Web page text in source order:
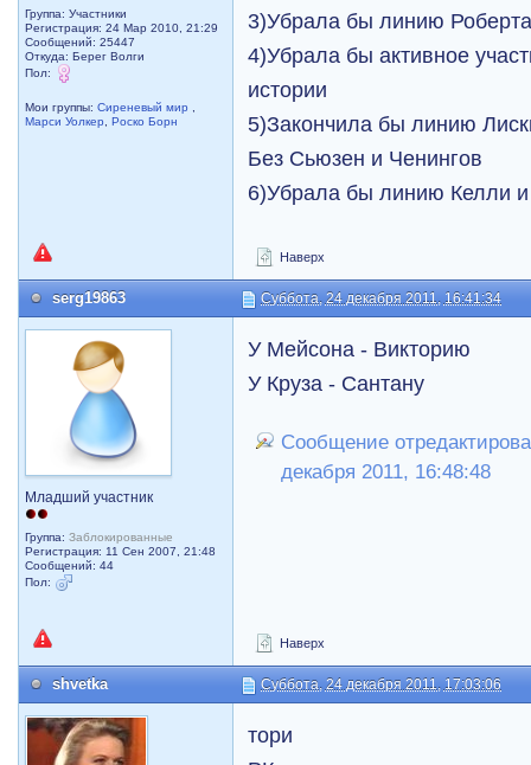
Группа: Участники
Регистрация: 24 Мар 2010, 21:29
Сообщений: 25447
Откуда: Берег Волги
Пол:
Мои группы:Сиреневый мир
Марси Уолкер
,Роско Борн
3)Убрала бы линию
4)Убрала бы активное
истории
5)Закончила бы линию
Без Сьюзен и Ченингов
6)Убрала бы линию Келли и
Наверх
serg19863 Суббота, 24 декабря 2011, 16:41:34
Младший участник
Группа:Заблокированные
Регистрация: 11 Сен 2007, 21:48
Сообщений: 44
Пол:
У Мейсона - Викторию
У Круза - Сантану
Сообщение
декабря 2011, 16:48:48
Наверх
shvetka Суббота, 24 декабря 2011, 17:03:06
тори